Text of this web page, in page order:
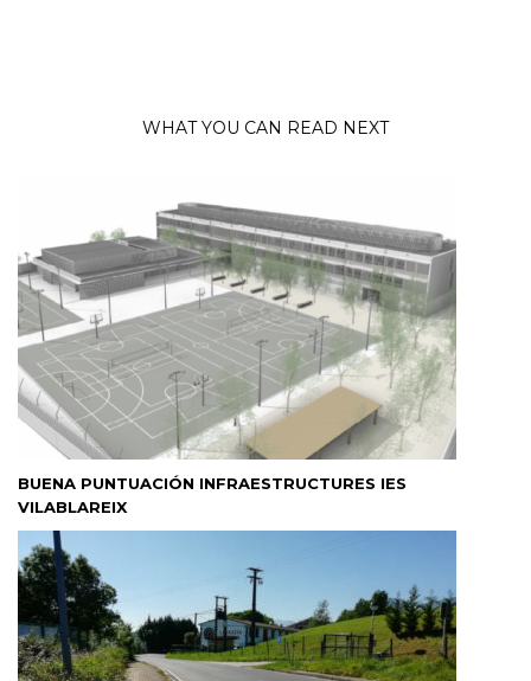
WHAT YOU CAN READ NEXT
BUENA PUNTUACIÓN INFRAESTRUCTURES IES
VILABLAREIX